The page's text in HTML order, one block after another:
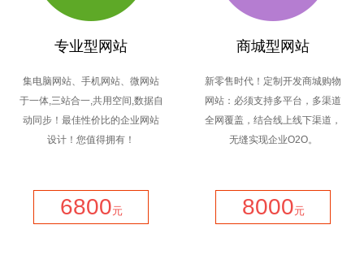
专业型网站
集电脑网站、手机网站、微网站
于一体,三站合一,共用空间,数据自
动同步！最佳性价比的企业网站
设计！您值得拥有！
6800元
商城型网站
新零售时代！定制开发商城购物
网站：必须支持多平台，多渠道
全网覆盖，结合线上线下渠道，
无缝实现企业O2O。
8000元